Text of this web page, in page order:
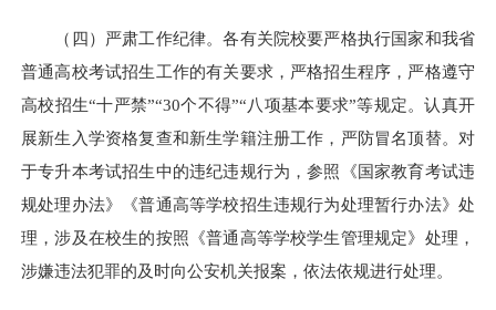
（四）严肃工作纪律。各有关院校要严格执行国家和我省
普通高校考试招生工作的有关要求，严格招生程序，严格遵守
高校招生“十严禁”“30个不得”“八项基本要求”等规定。认真开
展新生入学资格复查和新生学籍注册工作，严防冒名顶替。对
于专升本考试招生中的违纪违规行为，参照《国家教育考试违
规处理办法》《普通高等学校招生违规行为处理暂行办法》处
理，涉及在校生的按照《普通高等学校学生管理规定》处理，
涉嫌违法犯罪的及时向公安机关报案，依法依规进行处理。